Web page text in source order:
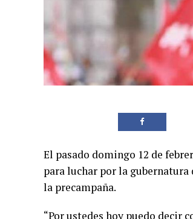
El pasado domingo 12 de
para luchar por la
la precampaña.
“Por ustedes hoy puedo decir